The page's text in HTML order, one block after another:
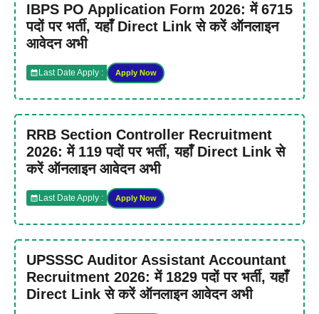
IBPS PO Application Form 2026: में 6715
पदों पर भर्ती, यहाँ Direct Link से करें ऑनलाइन
आवेदन अभी
Last Date Apply : Apply Now
RRB Section Controller Recruitment
2026: में 119 पदों पर भर्ती, यहाँ Direct Link से
करें ऑनलाइन आवेदन अभी
Last Date Apply : Apply Now
UPSSSC Auditor Assistant Accountant
Recruitment 2026: में 1829 पदों पर भर्ती, यहाँ
Direct Link से करें ऑनलाइन आवेदन अभी